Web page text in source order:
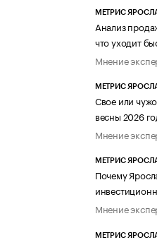
МЕТРИС
Анализ
что уходит
Мнение
МЕТРИС
Свое или
весны 2026
Мнение
МЕТРИС
Почему
Мнение
МЕТРИС